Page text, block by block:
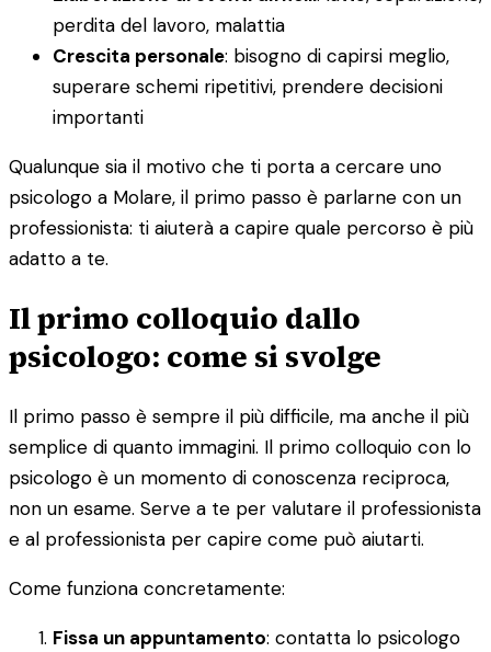
perdita del lavoro, malattia
Crescita personale: bisogno di capirsi meglio,
superare schemi ripetitivi, prendere decisioni
importanti
Qualunque sia il motivo che ti porta a cercare uno
psicologo a Molare, il primo passo è parlarne con un
professionista: ti aiuterà a capire quale percorso è più
adatto a te.
Il primo colloquio dallo
psicologo: come si svolge
Il primo passo è sempre il più difficile, ma anche il più
semplice di quanto immagini. Il primo colloquio con lo
psicologo è un momento di conoscenza reciproca,
non un esame. Serve a te per valutare il professionista
e al professionista per capire come può aiutarti.
Come funziona concretamente:
Fissa un appuntamento: contatta lo psicologo